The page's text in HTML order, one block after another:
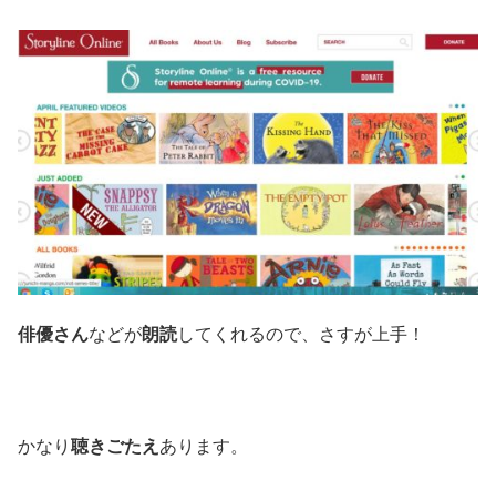
俳優さんなどが朗読してくれるので、さすが上手！
かなり 聴きごたえ あります。